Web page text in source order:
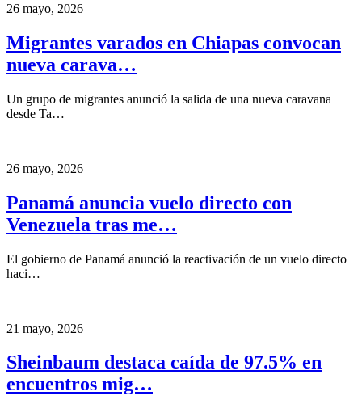
26 mayo, 2026
Migrantes varados en Chiapas convocan
nueva carava…
Un grupo de migrantes anunció la salida de una nueva caravana
desde Ta…
26 mayo, 2026
Panamá anuncia vuelo directo con
Venezuela tras me…
El gobierno de Panamá anunció la reactivación de un vuelo directo
haci…
21 mayo, 2026
Sheinbaum destaca caída de 97.5% en
encuentros mig…